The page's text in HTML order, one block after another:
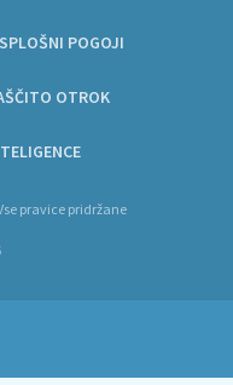
SPLOŠNI POGOJI
OTROK
pravice pridržane